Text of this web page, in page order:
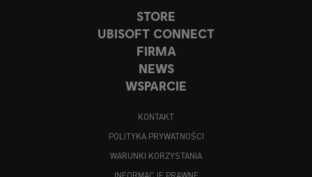
STORE
UBISOFT CONNECT
FIRMA
NEWS
WSPARCIE
KONTAKT
POLITYKA PRYWATNOŚCI
WARUNKI KORZYSTANIA